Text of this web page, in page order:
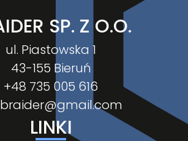
SP. Z O.O.
ul. Piastowska 1
43-155 Bieruń
+48 735 005 616
LINKI